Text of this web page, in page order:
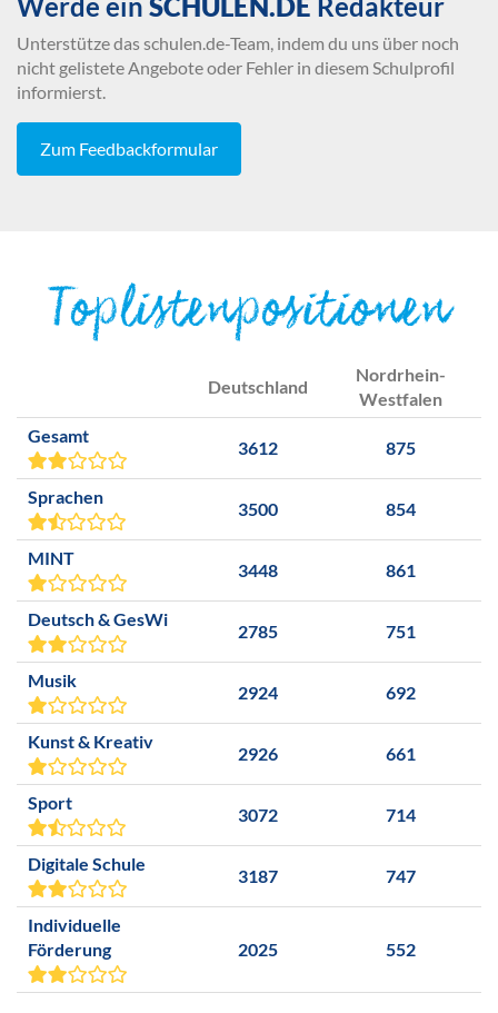
Unterstütze das schulen.de-Team, indem du uns über noch
nicht gelistete Angebote oder Fehler in diesem Schulprofil
informierst.
Zum Feedbackformular
Toplistenpositionen
Deutschland
Nordrhein-
Westfalen
Gesamt
3612 875
Sprachen
3500 854
MINT
3448 861
Deutsch & GesWi
2785 751
Musik
2924 692
Kunst & Kreativ
2926 661
Sport
3072 714
Digitale Schule
3187 747
Individuelle
Förderung
2025 552